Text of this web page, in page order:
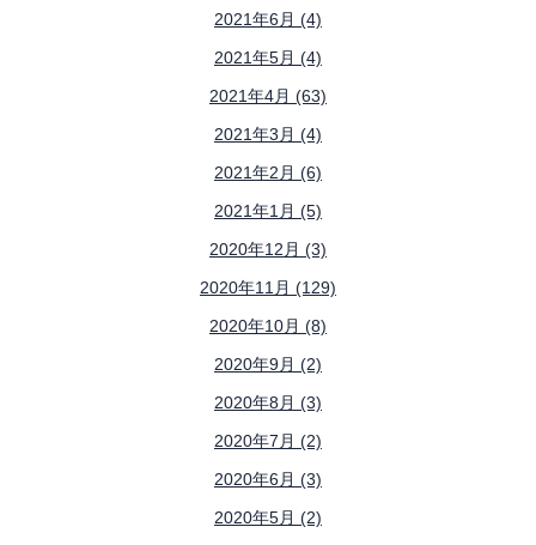
2021年6月 (4)
2021年5月 (4)
2021年4月 (63)
2021年3月 (4)
2021年2月 (6)
2021年1月 (5)
2020年12月 (3)
2020年11月 (129)
2020年10月 (8)
2020年9月 (2)
2020年8月 (3)
2020年7月 (2)
2020年6月 (3)
2020年5月 (2)